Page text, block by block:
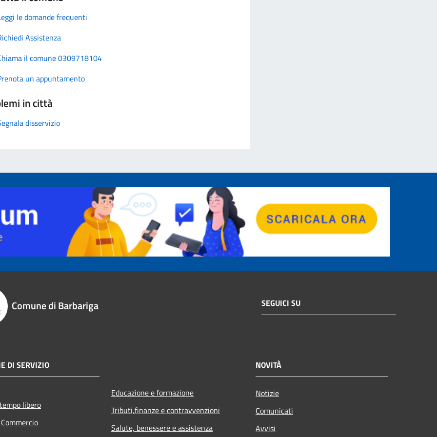
le domande frequenti
Assistenza
il comune 0309718104
un appuntamento
in città
disservizio
Comune di Barbariga SEGUICI SU
DI SERVIZIO
libero
Educazione e formazione
Tributi,finanze e contravvenzioni
Salute, benessere e assistenza
NOVITÀ
Notizie
Comunicati
Avvisi